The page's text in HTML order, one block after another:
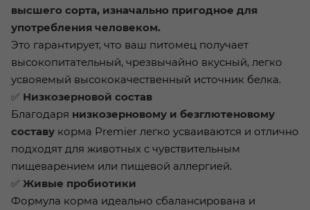
высшего сорта, изначально пригодное для
употребления человеком.
Это гарантирует, что ваш питомец получает
высокопитательный, чрезвычайно вкусный, легко
усвояемый высококачественный источник белка.
✅ Низкозерновой состав
Благодаря низкозерновому и безглютеновому
составу корма Premier легко усваиваются и отлично
подходят для животных с чувствительным
пищеварением или пищевой аллергией.
✅ Живые пробиотики
Формула корма идеально сбалансирована и